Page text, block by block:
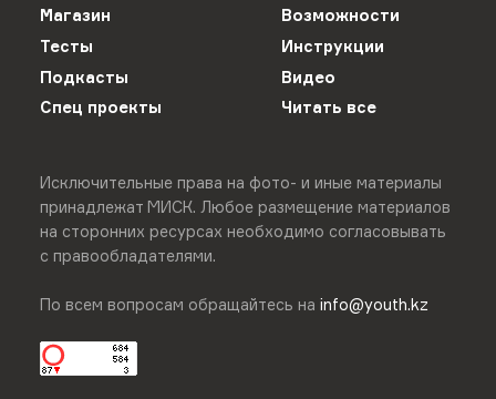
Магазин
Возможности
Тесты
Инструкции
Подкасты
Видео
Спец проекты
Читать все
Исключительные права на фото- и иные материалы
принадлежат МИСК. Любое размещение материалов
на сторонних ресурсах необходимо согласовывать
с правообладателями.
По всем вопросам обращайтесь на info@youth.kz